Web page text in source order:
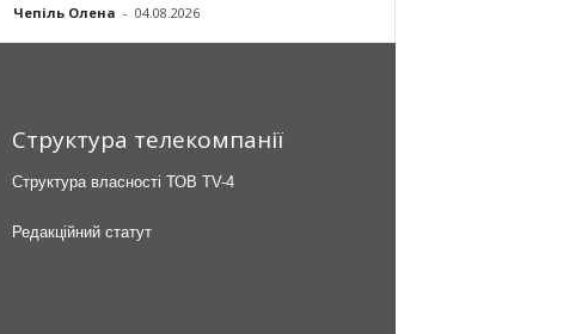
Чепіль Олена - 04.08.2026
Структура телекомпанії
Структура власності ТОВ TV-4
Редакційний статут